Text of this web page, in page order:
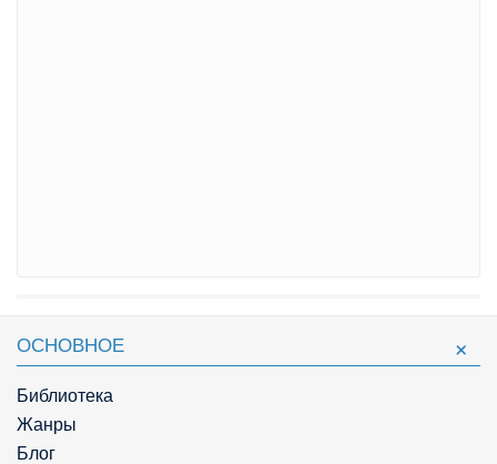
ОСНОВНОЕ
Библиотека
Жанры
Блог